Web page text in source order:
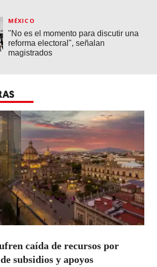
MÉXICO
"No es el momento para discutir una
reforma electoral", señalan
magistrados
caída de recursos por
subsidios y apoyos